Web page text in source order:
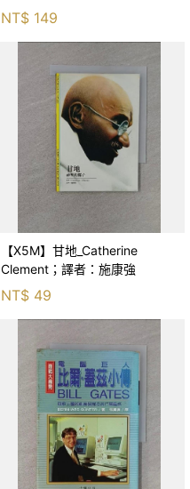
動盪百年的中國現代史_張戎, 張
NT$ 149
【X5M】甘地_Catherine
Clement；譯者：施康強
NT$ 49